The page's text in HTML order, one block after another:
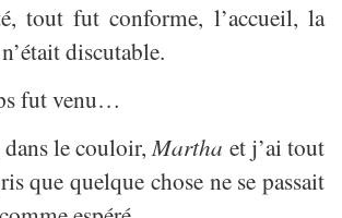
tout fut conforme, l’accueil, la
discutable.
fut venu…
dans le couloir,Martha et j’ai tout
que quelque chose ne se passait